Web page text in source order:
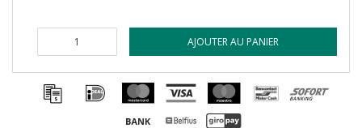
AJOUTER AU PANIER